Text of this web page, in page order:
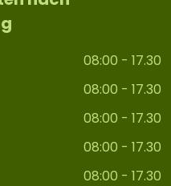
08:00 - 17.30
08:00 - 17.30
08:00 - 17.30
08:00 - 17.30
08:00 - 17.30